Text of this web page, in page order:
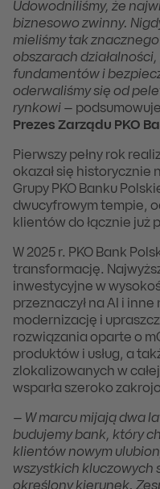
Udowodniliśmy, że
biznesowo zwinny.
mieliśmy tak
obszarach
fundamentów i
oderwaliśmy się od
rynkowi –
Prezes Zarządu PKO
Pierwszy pełny rok
okazał się historycznie
Grupy PKO Banku
dwucyfrowym tempie,
klientów do łącznie już
W 2025 r. PKO Bank
transformację.
inwestycyjne w
przeznaczył na AI i
modernizację i
rozwiązania oparte o
produktów i usług, a
zlokalizowanych w
wsparła szeroko
– W marcu mijają dwa
budujemy bank, który
klientów nowym
wszystkich kluczowych